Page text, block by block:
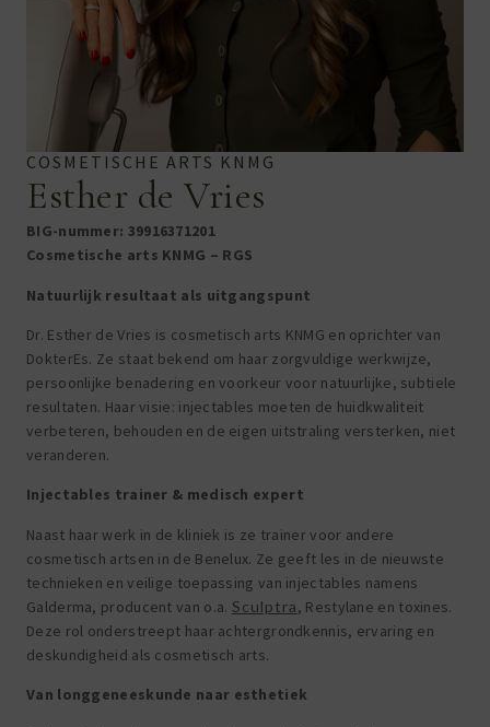
COSMETISCHE ARTS KNMG
Esther de Vries
BIG-nummer: 39916371201
Cosmetische arts KNMG – RGS
Natuurlijk resultaat als uitgangspunt
Dr. Esther de Vries is cosmetisch arts KNMG en oprichter van
DokterEs. Ze staat bekend om haar zorgvuldige werkwijze,
persoonlijke benadering en voorkeur voor natuurlijke, subtiele
resultaten. Haar visie: injectables moeten de huidkwaliteit
verbeteren, behouden en de eigen uitstraling versterken, niet
veranderen.
Injectables trainer & medisch expert
Naast haar werk in de kliniek is ze trainer voor andere
cosmetisch artsen in de Benelux. Ze geeft les in de nieuwste
technieken en veilige toepassing van injectables namens
Galderma, producent van o.a. Sculptra, Restylane en toxines.
Deze rol onderstreept haar achtergrondkennis, ervaring en
deskundigheid als cosmetisch arts.
Van longgeneeskunde naar esthetiek